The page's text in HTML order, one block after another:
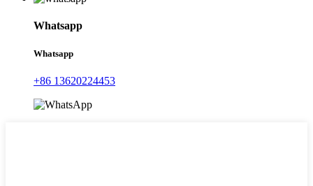
Whatsapp
Whatsapp
+86 13620224453